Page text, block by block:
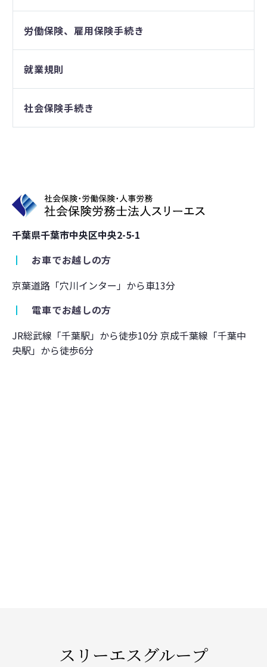
労働保険、雇用保険手続き
就業規則
社会保険手続き
千葉県千葉市中央区中央2-5-1
┃
お車でお越しの方
京葉道路「穴川インター」から車13分
┃
電車でお越しの方
JR総武線「千葉駅」から徒歩10分 京成千葉線「千葉中
央駅」から徒歩6分
スリーエスグループ